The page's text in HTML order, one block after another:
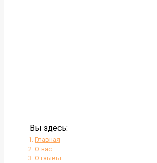
Вы здесь:
Главная
О нас
Отзывы